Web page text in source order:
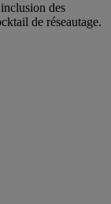
des
de réseautage.